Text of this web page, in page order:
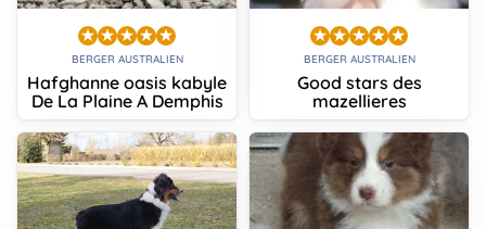
BERGER AUSTRALIEN
Hafghanne oasis kabyle
De La Plaine A Demphis
BERGER AUSTRALIEN
Good stars des
mazellieres